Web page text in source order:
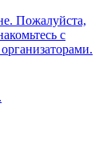
Пожалуйста,
с